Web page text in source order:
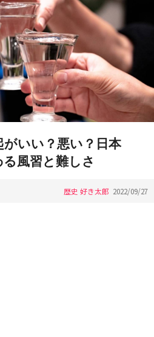
いい？悪い？日本
風習と難しさ
歴史 好き太郎 2022/09/27